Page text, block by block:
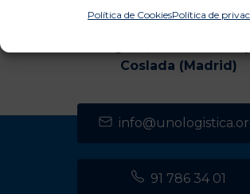
Política de CookiesPolítica de
Coslada (Madrid)
91 786 34 01